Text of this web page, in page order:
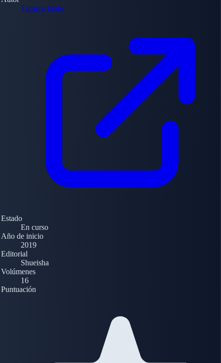
Tatsuya Endo
Estado
En curso
Año de inicio
2019
Editorial
Shueisha
Volúmenes
16
Puntuación